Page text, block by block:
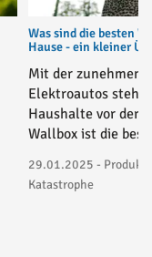
Was sind die besten
Hause - ein kleiner
Mit der
Elektroautos
Haushalte vor der
Wallbox ist die
29.01.2025 -
Katastrophe